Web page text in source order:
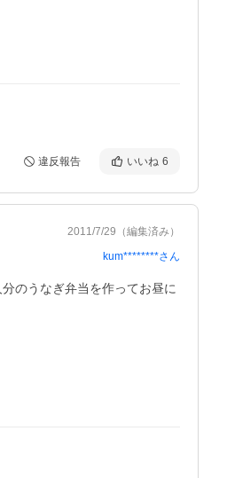
違反報告 いいね 6
2011/7/29 （編集済み）
kum********さん
のうなぎ弁当を作ってお昼に